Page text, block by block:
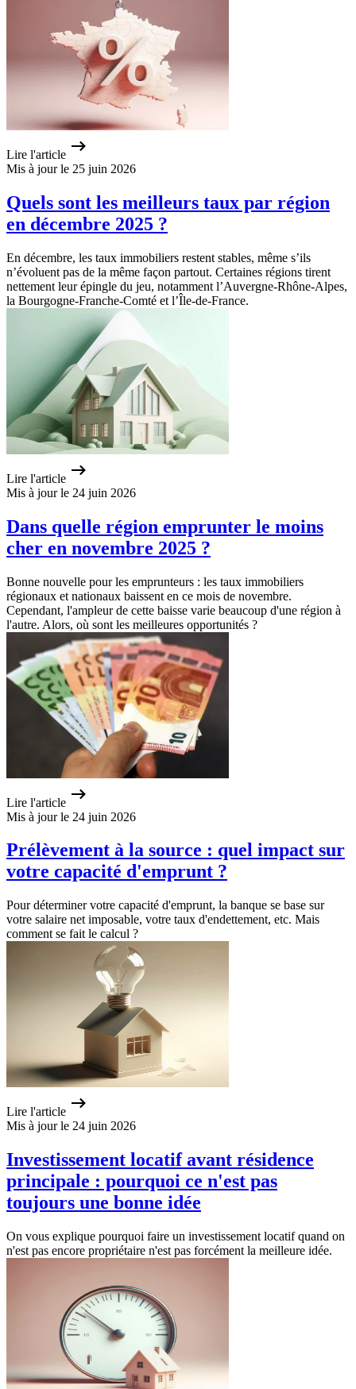
Lire l'article
Mis à jour le 25 juin 2026
Quels sont les meilleurs taux par région
en décembre 2025 ?
En décembre, les taux immobiliers restent stables, même s’ils
n’évoluent pas de la même façon partout. Certaines régions tirent
nettement leur épingle du jeu, notamment l’Auvergne-Rhône-Alpes,
la Bourgogne-Franche-Comté et l’Île-de-France.
Lire l'article
Mis à jour le 24 juin 2026
Dans quelle région emprunter le moins
cher en novembre 2025 ?
Bonne nouvelle pour les emprunteurs : les taux immobiliers
régionaux et nationaux baissent en ce mois de novembre.
Cependant, l'ampleur de cette baisse varie beaucoup d'une région à
l'autre. Alors, où sont les meilleures opportunités ?
Lire l'article
Mis à jour le 24 juin 2026
Prélèvement à la source : quel impact sur
votre capacité d'emprunt ?
Pour déterminer votre capacité d'emprunt, la banque se base sur
votre salaire net imposable, votre taux d'endettement, etc. Mais
comment se fait le calcul ?
Lire l'article
Mis à jour le 24 juin 2026
Investissement locatif avant résidence
principale : pourquoi ce n'est pas
toujours une bonne idée
On vous explique pourquoi faire un investissement locatif quand on
n'est pas encore propriétaire n'est pas forcément la meilleure idée.